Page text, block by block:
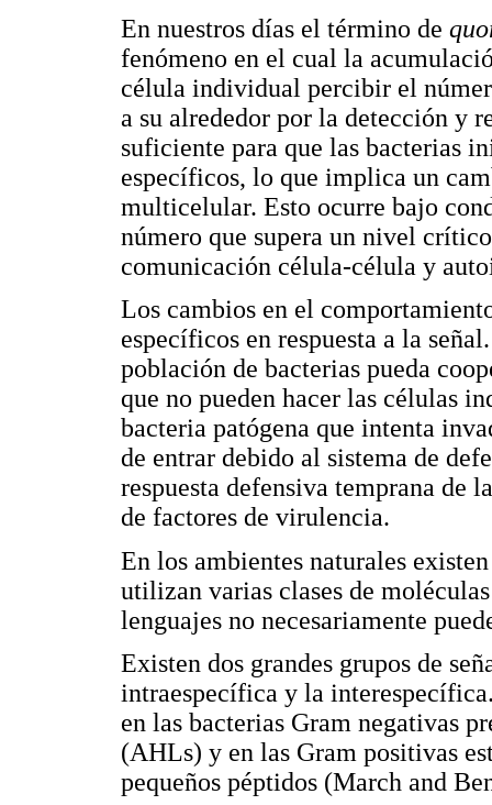
En nuestros días el término de
fenómeno en el cual la
célula individual percibir el
a su alrededor por la detección y
suficiente para que las bacterias
específicos, lo que implica un
multicelular. Esto ocurre bajo
número que supera un nivel
comunicación célula-célula y
Los cambios en el
específicos en respuesta a la
población de bacterias pueda
que no pueden hacer las células
bacteria patógena que intenta
de entrar debido al sistema de
respuesta defensiva temprana de
de factores de virulencia.
En los ambientes naturales
utilizan varias clases de
lenguajes no necesariamente
Existen dos grandes grupos de
intraespecífica y la
en las bacterias Gram negativas
(AHLs) y en las Gram positivas
pequeños péptidos (March and